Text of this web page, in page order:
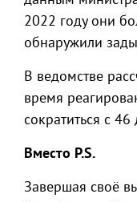
2022 году они
обнаружили
В ведомстве
время
сократиться с
Вместо P.S.
Завершая своё